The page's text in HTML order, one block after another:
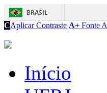
BRASIL
CAplicar Contraste A+ Fonte
Início